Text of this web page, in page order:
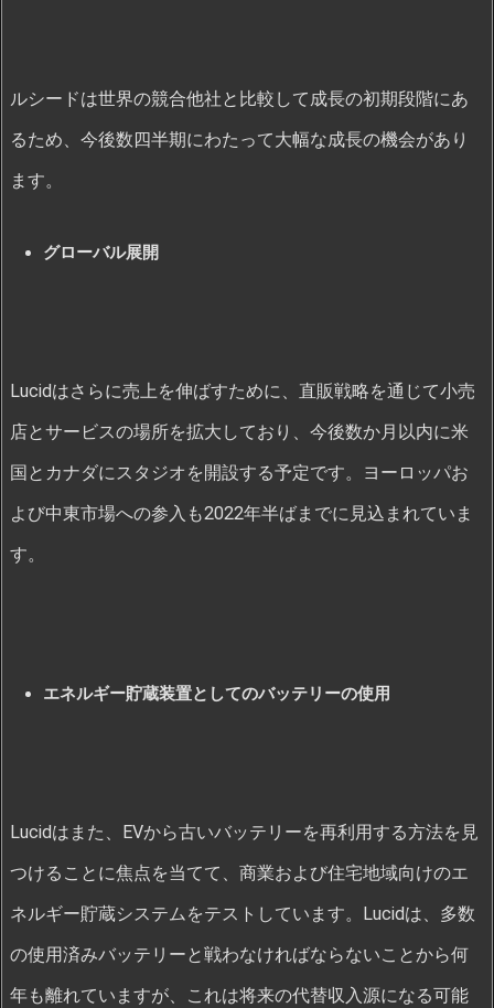
ルシードは世界の競合他社と比較して成長の初期段階にあ
るため、今後数四半期にわたって大幅な成長の機会があり
ます。
グローバル展開
Lucidはさらに売上を伸ばすために、直販戦略を通じて小売
店とサービスの場所を拡大しており、今後数か月以内に米
国とカナダにスタジオを開設する予定です。ヨーロッパお
よび中東市場への参入も2022年半ばまでに見込まれていま
す。
エネルギー貯蔵装置としてのバッテリーの使用
Lucidはまた、EVから古いバッテリーを再利用する方法を見
つけることに焦点を当てて、商業および住宅地域向けのエ
ネルギー貯蔵システムをテストしています。Lucidは、多数
の使用済みバッテリーと戦わなければならないことから何
年も離れていますが、これは将来の代替収入源になる可能